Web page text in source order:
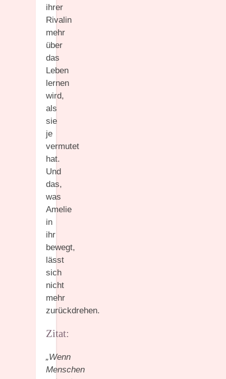
ihrer
Rivalin
mehr
über
das
Leben
lernen
wird,
als
sie
je
vermutet
hat.
Und
das,
was
Amelie
in
ihr
bewegt,
lässt
sich
nicht
mehr
zurückdrehen.
Zitat:
„Wenn
Menschen